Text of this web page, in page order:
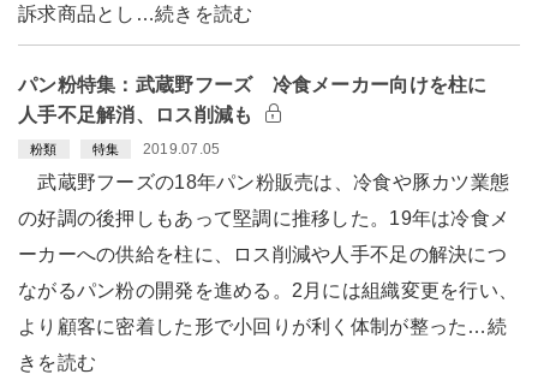
訴求商品とし…続きを読む
パン粉特集：武蔵野フーズ 冷食メーカー向けを柱に
人手不足解消、ロス削減も
粉類 特集 2019.07.05
武蔵野フーズの18年パン粉販売は、冷食や豚カツ業態
の好調の後押しもあって堅調に推移した。19年は冷食メ
ーカーへの供給を柱に、ロス削減や人手不足の解決につ
ながるパン粉の開発を進める。2月には組織変更を行い、
より顧客に密着した形で小回りが利く体制が整った…続
きを読む